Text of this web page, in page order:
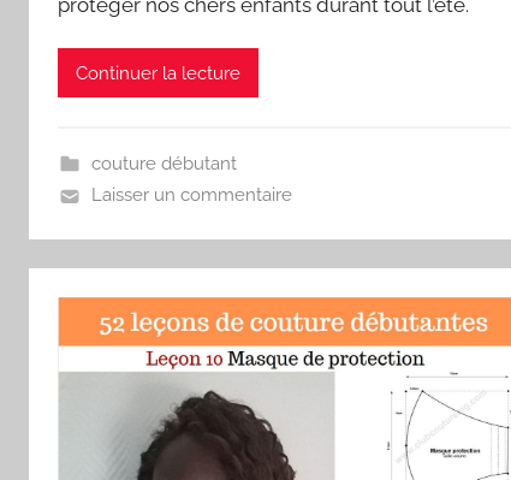
protéger nos chers enfants durant tout l’été.
Continuer la lecture
couture débutant
Laisser un commentaire